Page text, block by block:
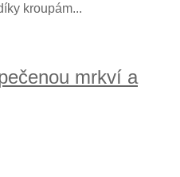
kroupám...
mrkví a